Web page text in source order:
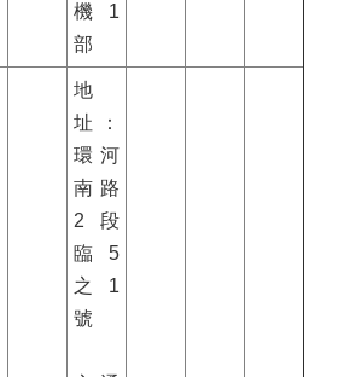
機 1
部
地
址：
環河
南路
2 段
臨 5
之 1
號